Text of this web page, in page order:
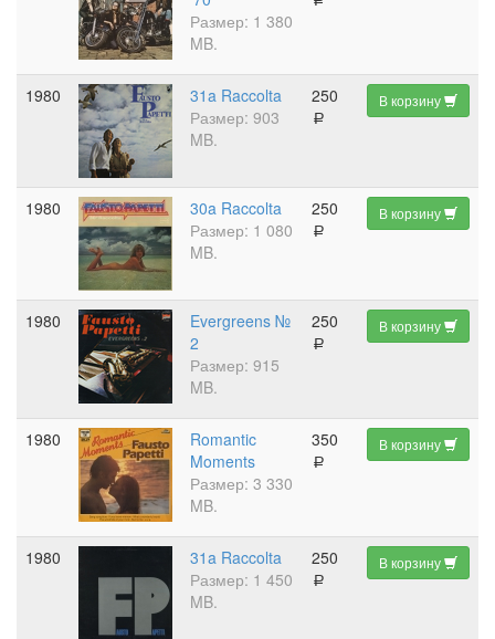
Размер: 1 380
MB.
1980
31a Raccolta
Размер: 903
MB.
250
a
В корзину
1980
30a Raccolta
Размер: 1 080
MB.
250
a
В корзину
1980
Evergreens №
2
Размер: 915
MB.
250
a
В корзину
1980
Romantic
Moments
Размер: 3 330
MB.
350
a
В корзину
1980
31a Raccolta
Размер: 1 450
MB.
250
a
В корзину